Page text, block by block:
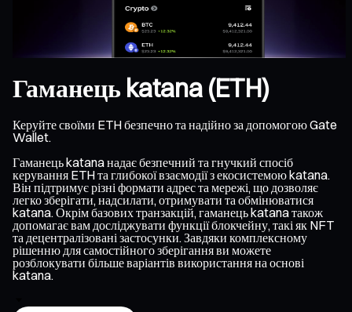
Гаманець katana (ETH)
Керуйте своїми ETH безпечно та надійно за допомогою Gate
Wallet.
Гаманець katana надає безпечний та гнучкий спосіб
керування ETH та глибокої взаємодії з екосистемою katana.
Він підтримує різні формати адрес та мережі, що дозволяє
легко зберігати, надсилати, отримувати та обмінюватися
katana. Окрім базових транзакцій, гаманець katana також
допомагає вам досліджувати функції блокчейну, такі як NFT
та децентралізовані застосунки. Завдяки комплексному
рішенню для самостійного зберігання ви можете
розблокувати більше варіантів використання на основі
katana.